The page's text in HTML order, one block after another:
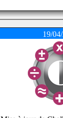
19/